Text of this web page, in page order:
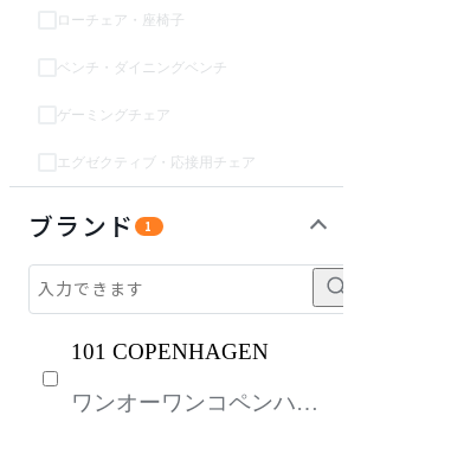
ローチェア・座椅子
ベンチ・ダイニングベンチ
ゲーミングチェア
エグゼクティブ・応接用チェア
ブランド 1
101 COPENHAGEN
ワンオーワンコペンハー